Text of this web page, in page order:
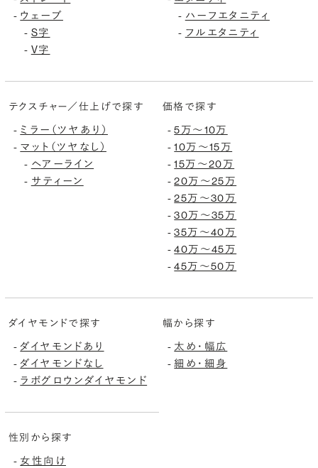
- ウェーブ
- S字
- V字
- ハーフエタニティ
- フルエタニティ
テクスチャー／仕上げで探す
- ミラー（ツヤあり）
- マット（ツヤなし）
- ヘアーライン
- サティーン
価格で探す
-5万〜10万
-10万〜15万
-15万〜20万
-20万〜25万
-25万〜30万
-30万〜35万
-35万〜40万
-40万〜45万
-45万〜50万
ダイヤモンドで探す
-ダイヤモンドあり
-ダイヤモンドなし
- ラボグロウンダイヤモンド
幅から探す
- 太め・幅広
-細め・細身
性別から探す
- 女性向け